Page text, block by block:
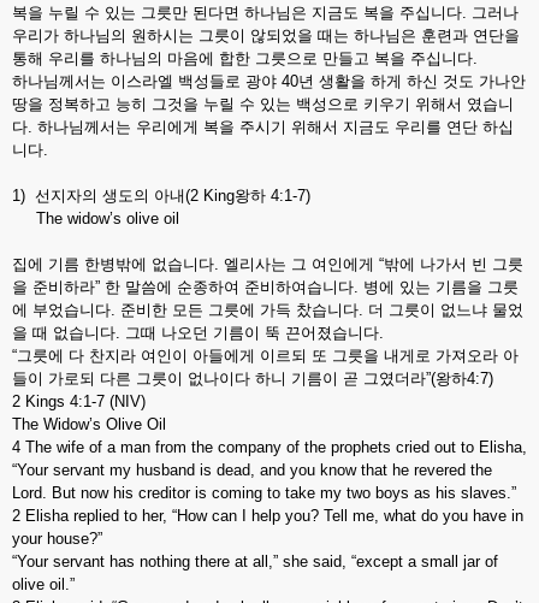
복을 누릴 수 있는 그릇만 된다면 하나님은 지금도 복을 주십니다. 그러나
우리가 하나님의 원하시는 그릇이 않되었을 때는 하나님은 훈련과 연단을
통해 우리를 하나님의 마음에 합한 그릇으로 만들고 복을 주십니다.
하나님께서는 이스라엘 백성들로 광야 40년 생활을 하게 하신 것도 가나안
땅을 정복하고 능히 그것을 누릴 수 있는 백성으로 키우기 위해서 였습니
다. 하나님께서는 우리에게 복을 주시기 위해서 지금도 우리를 연단 하십
니다.
1) 선지자의 생도의 아내(2 King왕하 4:1-7)
The widow’s olive oil
집에 기름 한병밖에 없습니다. 엘리사는 그 여인에게 “밖에 나가서 빈 그릇
을 준비하라” 한 말씀에 순종하여 준비하여습니다. 병에 있는 기름을 그릇
에 부었습니다. 준비한 모든 그릇에 가득 찼습니다. 더 그릇이 없느냐 물었
을 때 없습니다. 그때 나오던 기름이 뚝 끈어졌습니다.
“그릇에 다 찬지라 여인이 아들에게 이르되 또 그릇을 내게로 가져오라 아
들이 가로되 다른 그릇이 없나이다 하니 기름이 곧 그였더라”(왕하4:7)
2 Kings 4:1-7 (NIV)
The Widow’s Olive Oil
4 The wife of a man from the company of the prophets cried out to Elisha,
“Your servant my husband is dead, and you know that he revered the
Lord. But now his creditor is coming to take my two boys as his slaves.”
2 Elisha replied to her, “How can I help you? Tell me, what do you have in
your house?”
“Your servant has nothing there at all,” she said, “except a small jar of
olive oil.”